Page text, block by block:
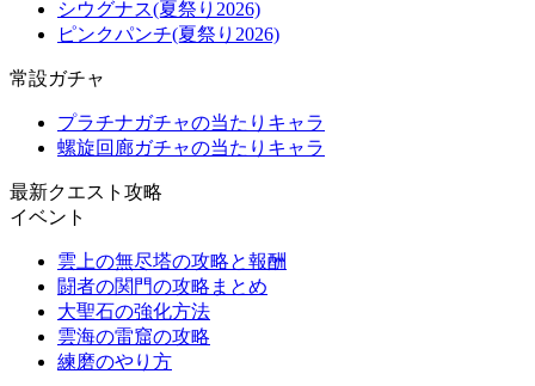
シウグナス(夏祭り2026)
ピンクパンチ(夏祭り2026)
常設ガチャ
プラチナガチャの当たりキャラ
螺旋回廊ガチャの当たりキャラ
最新クエスト攻略
イベント
雲上の無尽塔の攻略と報酬
闘者の関門の攻略まとめ
大聖石の強化方法
雲海の雷窟の攻略
練磨のやり方